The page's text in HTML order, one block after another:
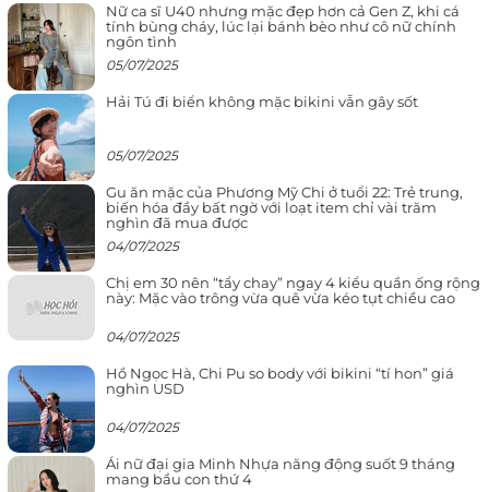
Nữ ca sĩ U40 nhưng mặc đẹp hơn cả Gen Z, khi cá
tính bùng cháy, lúc lại bánh bèo như cô nữ chính
ngôn tình
05/07/2025
Hải Tú đi biển không mặc bikini vẫn gây sốt
05/07/2025
Gu ăn mặc của Phương Mỹ Chi ở tuổi 22: Trẻ trung,
biến hóa đầy bất ngờ với loạt item chỉ vài trăm
nghìn đã mua được
04/07/2025
Chị em 30 nên “tẩy chay” ngay 4 kiểu quần ống rộng
này: Mặc vào trông vừa quê vừa kéo tụt chiều cao
04/07/2025
Hồ Ngọc Hà, Chi Pu so body với bikini “tí hon” giá
nghìn USD
04/07/2025
Ái nữ đại gia Minh Nhựa năng động suốt 9 tháng
mang bầu con thứ 4